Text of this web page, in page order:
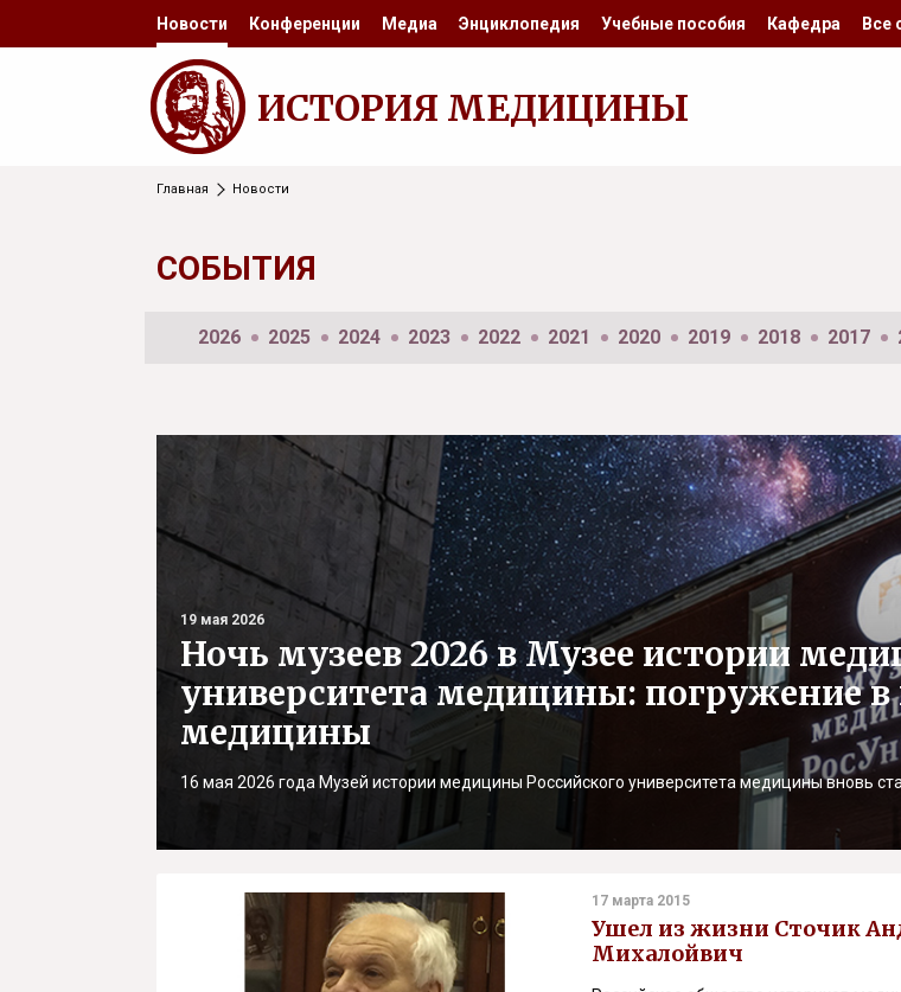
Новости Конференции Медиа Энциклопедия Учебные пособия Кафедра Все
ИСТОРИЯ МЕДИЦИНЫ
Главная Новости
СОБЫТИЯ
2026 2025 2024 2023 2022 2021 2020 2019 2018 2017
19 мая 2026
Ночь музеев 2026 в Музее истории
университета медицины: погружение
медицины
16 мая 2026 года Музей истории медицины Российского университета медицины вновь
17 марта 2015
Ушел из жизни Сточик
Михалойвич